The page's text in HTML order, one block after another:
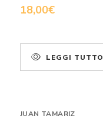
18,00€
LEGGI TUTTO
JUAN TAMARIZ